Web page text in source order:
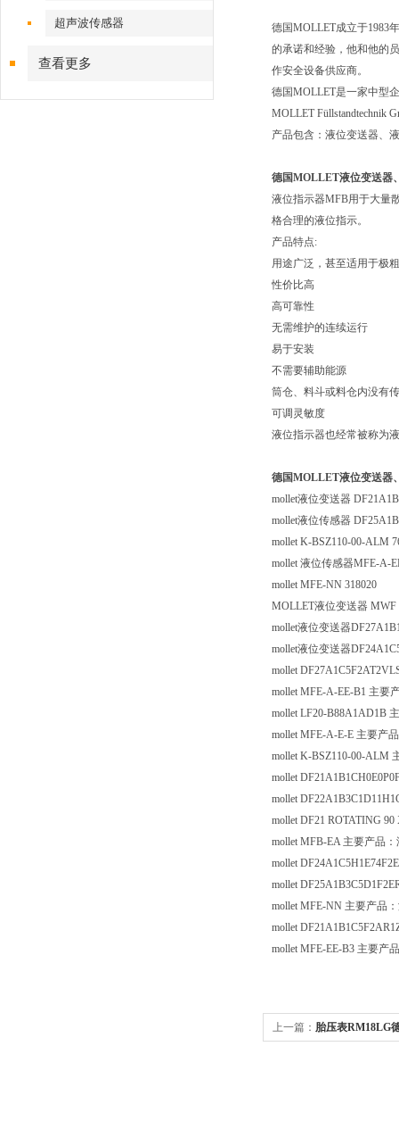
超声波传感器
查看更多
德国MOLLET成立于1983
的承诺和经验，他和他的
作安全设备供应商。
德国MOLLET是一家中型
MOLLET Füllstandtechnik
产品包含：液位变送器、
德国MOLLET液位变送器
液位指示器MFB用于大量
格合理的液位指示。
产品特点:
用途广泛，甚至适用于极
性价比高
高可靠性
无需维护的连续运行
易于安装
不需要辅助能源
筒仓、料斗或料仓内没有
可调灵敏度
液位指示器也经常被称为
德国MOLLET液位变送器
mollet液位变送器
mollet液位传感器
mollet K-BSZ110-00-ALM
mollet 液位传感器MFE-A-
mollet MFE-NN 318020
MOLLET液位变送器 MWF
mollet液位变送器
mollet液位变送器
mollet
mollet MFE-A-EE-B1 主要
mollet LF20-B88A1AD1B
mollet MFE-A-E-E 主要产
mollet K-BSZ110-00-ALM
mollet
mollet
mollet DF21 ROTATING
mollet MFB-EA 主要产品
mollet
mollet
mollet MFE-NN 主要产品
mollet
mollet MFE-EE-B3 主要产
上一篇： 胎压表RM18LG